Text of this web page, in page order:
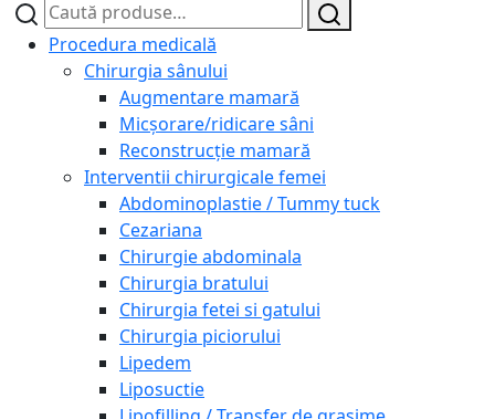
Caută
după:
Caută
Procedura medicală
Chirurgia sânului
Augmentare mamară
Micșorare/ridicare sâni
Reconstrucție mamară
Interventii chirurgicale femei
Abdominoplastie / Tummy tuck
Cezariana
Chirurgie abdominala
Chirurgia bratului
Chirurgia fetei si gatului
Chirurgia piciorului
Lipedem
Liposuctie